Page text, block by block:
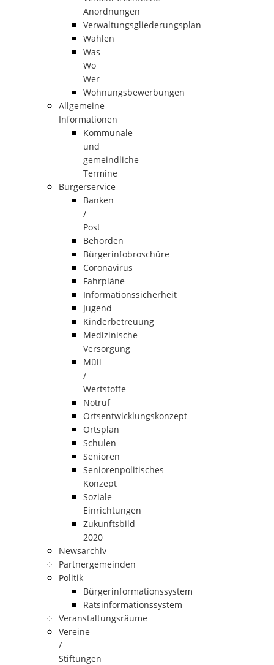
Anordnungen
Verwaltungsgliederungsplan
Wahlen
Was
Wo
Wer
Wohnungsbewerbungen
Allgemeine
Informationen
Kommunale
und
gemeindliche
Termine
Bürgerservice
Banken
/
Post
Behörden
Bürgerinfobroschüre
Coronavirus
Fahrpläne
Informationssicherheit
Jugend
Kinderbetreuung
Medizinische
Versorgung
Müll
/
Wertstoffe
Notruf
Ortsentwicklungskonzept
Ortsplan
Schulen
Senioren
Seniorenpolitisches
Konzept
Soziale
Einrichtungen
Zukunftsbild
2020
Newsarchiv
Partnergemeinden
Politik
Bürgerinformationssystem
Ratsinformationssystem
Veranstaltungsräume
Vereine
/
Stiftungen